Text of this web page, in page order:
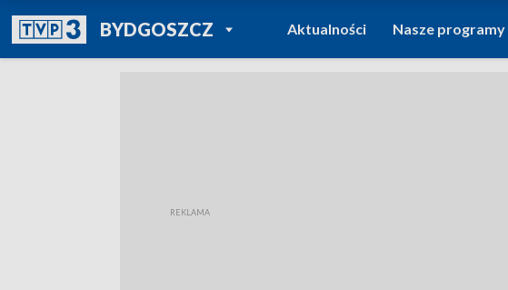
BYDGOSZCZPOWRÓT DO
TVP REGIONY
Aktualności Nasze programy